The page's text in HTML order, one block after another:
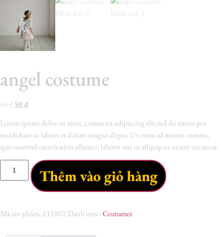
angel costume
60₫50₫
Lorem ipsum dolor sit amet, consectet adipiscing elit,sed do eiusm por
incididunt ut labore et dolore magna aliqua. Ut enim ad minim veniam,
quis nostrud exercitation ullamco laboris nisi ut aliquip ex ea sint occaecat.
Thêm vào giỏ hàng
Mã sản phẩm: 211802 Danh mục:Costumes